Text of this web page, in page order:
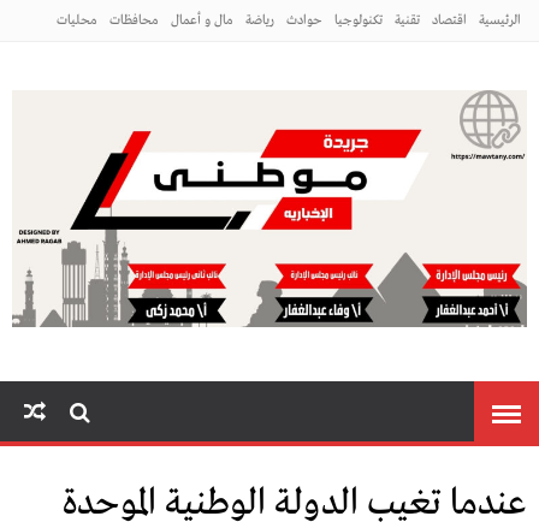
الرئيسية اقتصاد تقنية تكنولوجيا حوادث رياضة مال و أعمال محافظات محليات
عندما تغيب الدولة الوطنية الموحدة